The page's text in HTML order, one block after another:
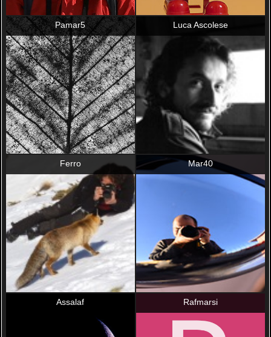
Pamar5 Luca Ascolese
Ferro Mar40
Assalaf Rafmarsi